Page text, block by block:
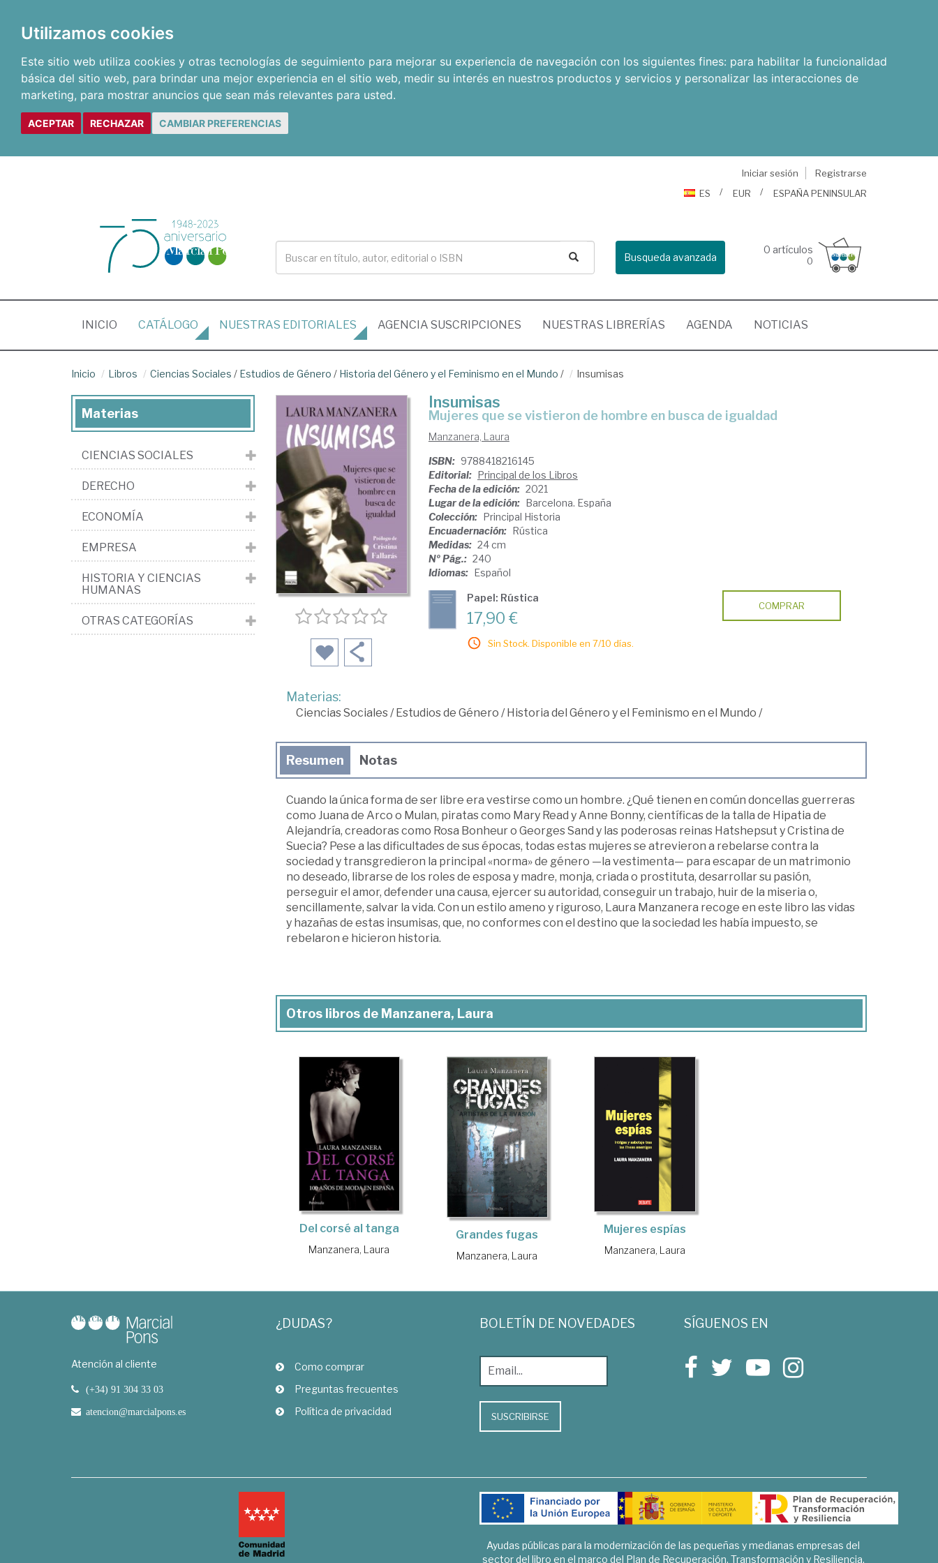
Utilizamos cookies
Este sitio web utiliza cookies y otras tecnologías de seguimiento para mejorar su experiencia de navegación con los siguientes fines: para habilitar la funcionalidad
básica del sitio web, para brindar una mejor experiencia en el sitio web, medir su interés en nuestros productos y servicios y personalizar las interacciones de
marketing, para mostrar anuncios que sean más relevantes para usted.
ACEPTAR RECHAZAR CAMBIAR PREFERENCIAS
Iniciar sesión
Registrarse
ES
EUR ESPAÑA PENINSULAR
Busqueda avanzada
0 artículos
0
INICIO (CURRENT)
CATÁLOGO NUESTRAS EDITORIALES AGENCIA SUSCRIPCIONES NUESTRAS LIBRERÍAS AGENDA NOTICIAS
Inicio Libros Ciencias Sociales / Estudios de Género / Historia del Género y el Feminismo en el Mundo / Insumisas
Insumisas
mujeres que se vistieron de hombre en busca de igualdad
Manzanera, Laura
ISBN: 9788418216145
Editorial: Principal de los Libros
Fecha de la edición: 2021
Lugar de la edición: Barcelona. España
Colección: Principal Historia
Encuadernación: Rústica
Medidas: 24 cm
Nº Pág.: 240
Idiomas: Español
Papel: Rústica
17,90 €
Sin Stock. Disponible en 7/10 días.
COMPRAR
Materias:
Ciencias Sociales/Estudios de Género /Historia del Género y el Feminismo en el Mundo /
Resumen Notas
Cuando la única forma de ser libre era vestirse como un hombre. ¿Qué tienen en común doncellas guerreras
como Juana de Arco o Mulan, piratas como Mary Read y Anne Bonny, científicas de la talla de Hipatia de
Alejandría, creadoras como Rosa Bonheur o Georges Sand y las poderosas reinas Hatshepsut y Cristina de
Suecia? Pese a las dificultades de sus épocas, todas estas mujeres se atrevieron a rebelarse contra la
sociedad y transgredieron la principal «norma» de género —la vestimenta— para escapar de un matrimonio
no deseado, librarse de los roles de esposa y madre, monja, criada o prostituta, desarrollar su pasión,
perseguir el amor, defender una causa, ejercer su autoridad, conseguir un trabajo, huir de la miseria o,
sencillamente, salvar la vida. Con un estilo ameno y riguroso, Laura Manzanera recoge en este libro las vidas
y hazañas de estas insumisas, que, no conformes con el destino que la sociedad les había impuesto, se
rebelaron e hicieron historia.
Otros libros de Manzanera, Laura
Del corsé al tanga
Manzanera, Laura
Grandes fugas
Manzanera, Laura
Mujeres espías
Manzanera, Laura
Materias
CIENCIAS SOCIALES
DERECHO
ECONOMÍA
EMPRESA
HISTORIA Y CIENCIAS
HUMANAS
OTRAS CATEGORÍAS
Atención al cliente
(+34) 91 304 33 03
atencion@marcialpons.es
¿DUDAS?
Como comprar
Preguntas frecuentes
Política de privacidad
BOLETÍN DE NOVEDADES
SUSCRIBIRSE
SÍGUENOS EN
Ayudas públicas para la modernización de las pequeñas y medianas empresas del
sector del libro en el marco del Plan de Recuperación, Transformación y Resiliencia.